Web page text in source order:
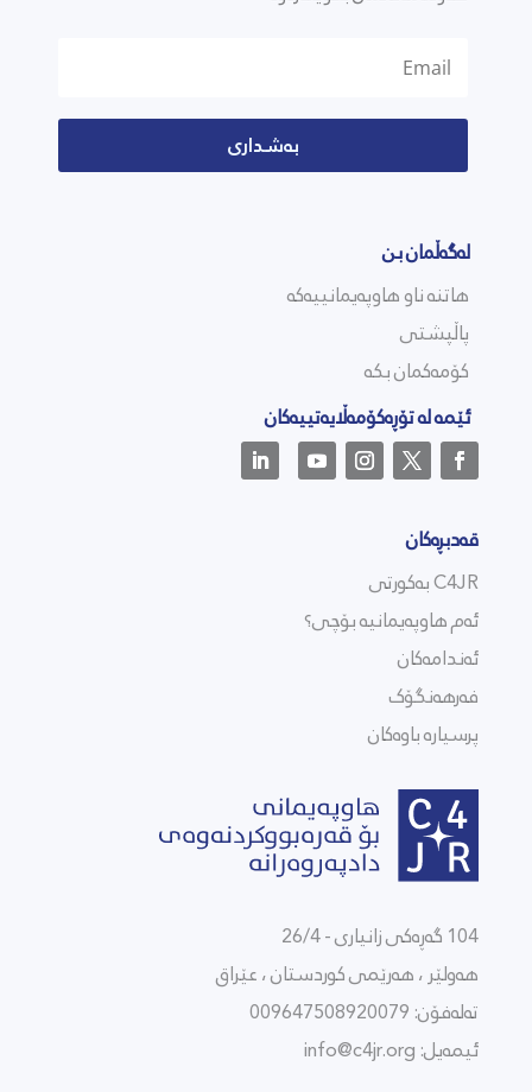
بەشداری
لەگەڵمان بن
هاتنە ناو هاوپەیمانییەکە
پاڵپشتی
کۆمەکمان بکە
ئێمە لە تۆڕەکۆمەڵایەتییەکان
قەدبڕەکان
C4JR بەکورتی
ئەم هاوپەیمانیە بۆچی؟
ئەندامەکان
فەرهەنگۆک
پرسیارە باوەکان
104 گەڕەکی زانیاری - 26/4
هەولێر ، هەرێمی كوردستان ، عێراق
تەلەفۆن: 009647508920079
ئیمەیل: info@c4jr.org